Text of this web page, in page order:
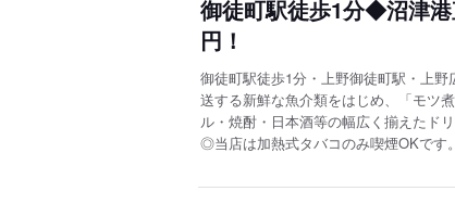
御徒町駅徒歩1分◆沼津
円！
御徒町駅徒歩1分・上野御徒町駅・上
送する新鮮な魚介類をはじめ、「モツ
ル・焼酎・日本酒等の幅広く揃えたド
◎当店は加熱式タバコのみ喫煙OKです